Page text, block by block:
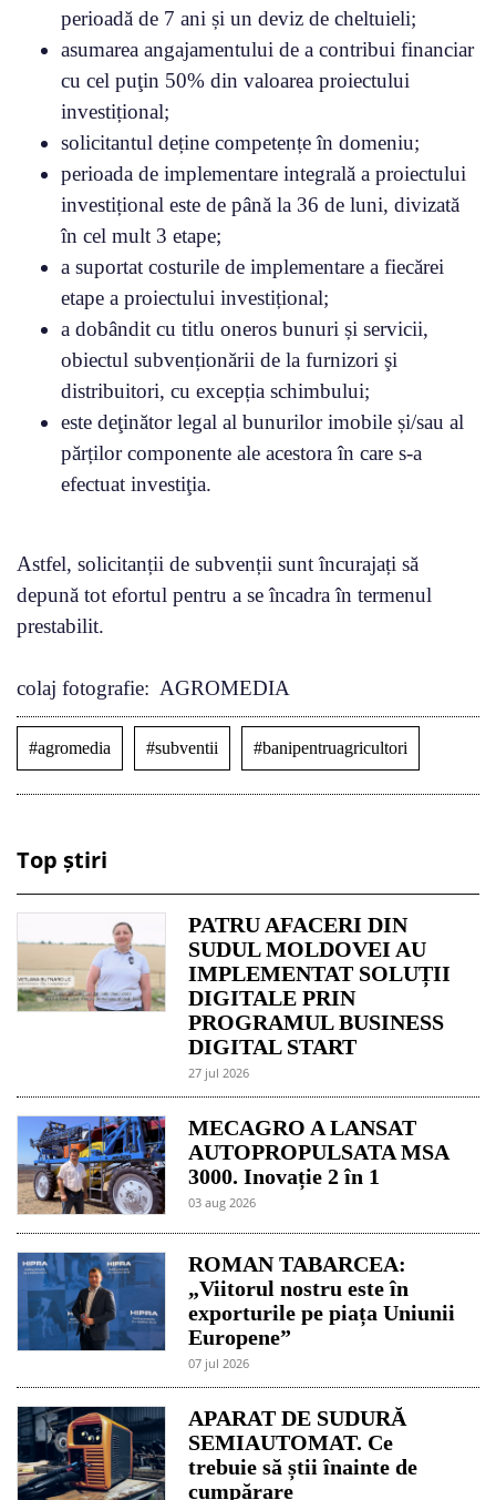
perioadă de 7 ani și un deviz de cheltuieli;
asumarea angajamentului de a contribui financiar
cu cel puţin 50% din valoarea proiectului
investițional;
solicitantul deține competențe în domeniu;
perioada de implementare integrală a proiectului
investițional este de până la 36 de luni, divizată
în cel mult 3 etape;
a suportat costurile de implementare a fiecărei
etape a proiectului investițional;
a dobândit cu titlu oneros bunuri și servicii,
obiectul subvenționării de la furnizori şi
distribuitori, cu excepția schimbului;
este deţinător legal al bunurilor imobile și/sau al
părților componente ale acestora în care s-a
efectuat investiţia.
Astfel, solicitanții de subvenții sunt încurajați să
depună tot efortul pentru a se încadra în termenul
prestabilit.
colaj fotografie: AGROMEDIA
#agromedia #subventii #banipentruagricultori
Top știri
PATRU AFACERI DIN
SUDUL MOLDOVEI AU
IMPLEMENTAT SOLUȚII
DIGITALE PRIN
PROGRAMUL BUSINESS
DIGITAL START
27 jul 2026
MECAGRO A LANSAT
AUTOPROPULSATA MSA
3000. Inovație 2 în 1
03 aug 2026
ROMAN TABARCEA:
„Viitorul nostru este în
exporturile pe piața Uniunii
Europene”
07 jul 2026
APARAT DE SUDURĂ
SEMIAUTOMAT. Ce
trebuie să știi înainte de
cumpărare